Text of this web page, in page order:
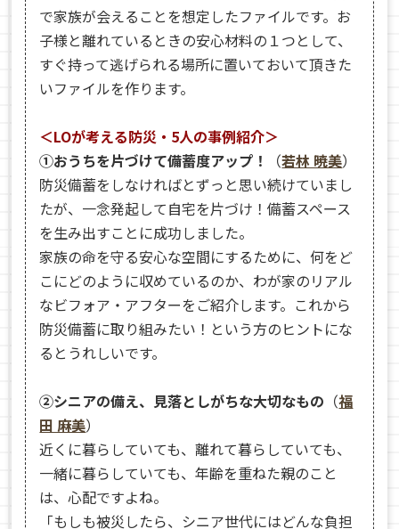
で家族が会えることを想定したファイルです。お
子様と離れているときの安心材料の１つとして、
すぐ持って逃げられる場所に置いておいて頂きた
いファイルを作ります。
＜LOが考える防災・5人の事例紹介＞
①おうちを片づけて備蓄度アップ！
（若林 暁美）
防災備蓄をしなければとずっと思い続けていまし
たが、一念発起して自宅を片づけ！備蓄スペース
を生み出すことに成功しました。
家族の命を守る安心な空間にするために、何をど
こにどのように収めているのか、わが家のリアル
なビフォア・アフターをご紹介します。これから
防災備蓄に取り組みたい！という方のヒントにな
るとうれしいです。
②シニアの備え、見落としがちな大切なもの （福
田 麻美）
近くに暮らしていても、離れて暮らしていても、
一緒に暮らしていても、年齢を重ねた親のこと
は、心配ですよね。
「もしも被災したら、シニア世代にはどんな負担